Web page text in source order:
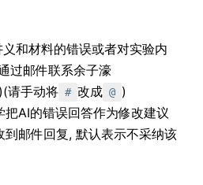
和材料的错误或者对实验内
过邮件联系余子濠
请手动将 # 改成 @ )
把AI的错误回答作为修改建议
到邮件回复, 默认表示不采纳该